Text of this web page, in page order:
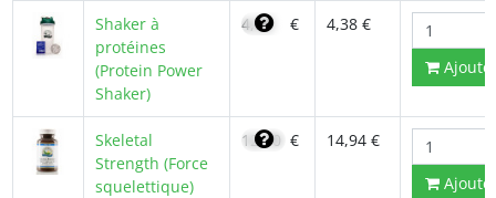
Shaker à
protéines
(Protein Power
Shaker)
4,38 € 4,38 €
Skeletal
Strength (Force
squelettique)
12,70 € 14,94 €